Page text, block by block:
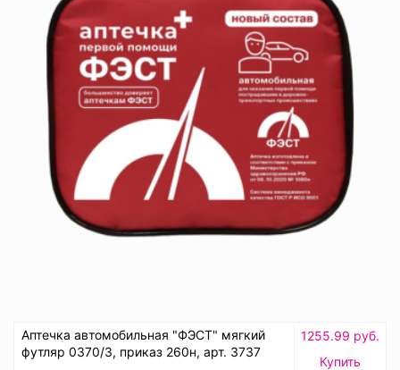
Аптечка автомобильная "ФЭСТ" мягкий
футляр 0370/3, приказ 260н, арт. 3737
1255.99 руб.
Купить